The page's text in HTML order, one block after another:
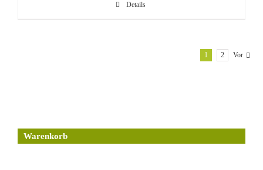
Details
1 2 Vor
Warenkorb